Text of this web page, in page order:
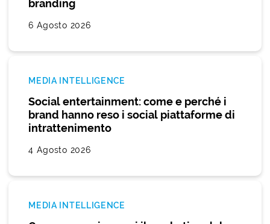
branding
6 Agosto 2026
MEDIA INTELLIGENCE
Social entertainment: come e perché i
brand hanno reso i social piattaforme di
intrattenimento
4 Agosto 2026
MEDIA INTELLIGENCE